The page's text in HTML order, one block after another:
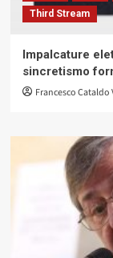
Third Stream
Impalcature
sincretismo
Francesco Cataldo